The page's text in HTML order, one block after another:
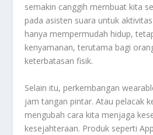
semakin canggih membuat kita
pada asisten suara untuk
hanya mempermudah hidup,
kenyamanan, terutama bagi
keterbatasan fisik.
Selain itu, perkembangan
jam tangan pintar. Atau pelacak
mengubah cara kita menjaga
kesejahteraan. Produk seperti